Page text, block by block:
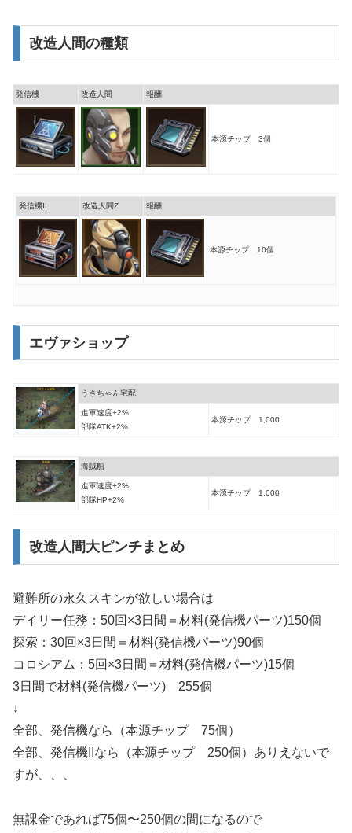
改造人間の種類
発信機 改造人間 報酬
本源チップ 3個
発信機II 改造人間Z 報酬
本源チップ 10個
エヴァショップ
うさちゃん宅配
進軍速度+2%
部隊ATK+2%
本源チップ 1,000
海賊船
進軍速度+2%
部隊HP+2%
本源チップ 1,000
改造人間大ピンチまとめ
避難所の永久スキンが欲しい場合は
デイリー任務：50回×3日間＝材料(発信機パーツ)150個
探索：30回×3日間＝材料(発信機パーツ)90個
コロシアム：5回×3日間＝材料(発信機パーツ)15個
3日間で材料(発信機パーツ) 255個
↓
全部、発信機なら（本源チップ 75個）
全部、発信機IIなら（本源チップ 250個）ありえないで
すが、、、
無課金であれば75個〜250個の間になるので